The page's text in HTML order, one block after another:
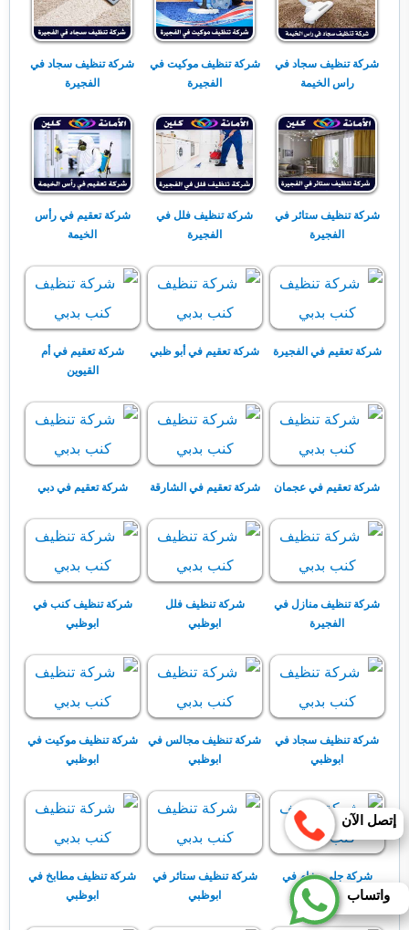
شركة تنظيف سجاد في
راس الخيمة
شركة تنظيف موكيت في
الفجيرة
شركة تنظيف سجاد في
الفجيرة
شركة تنظيف ستائر في
الفجيرة
شركة تنظيف فلل في
الفجيرة
شركة تعقيم في رأس
الخيمة
شركة تعقيم في الفجيرة شركة تعقيم في أبو ظبي
شركة تعقيم في أم
القيوين
شركة تعقيم في عجمان شركة تعقيم في الشارقة شركة تعقيم في دبي
شركة تنظيف منازل في
الفجيرة
شركة تنظيف فلل
ابوظبي
شركة تنظيف كنب في
ابوظبي
شركة تنظيف سجاد في
ابوظبي
شركة تنظيف مجالس في
ابوظبي
شركة تنظيف موكيت في
ابوظبي
شركة جلي رخام في
ابوظبي
شركة تنظيف ستائر في
ابوظبي
شركة تنظيف مطابخ في
ابوظبي
إتصل الآن
واتساب